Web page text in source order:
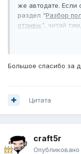
же автодате. Если
раздел "Разбор
отзывы.", читай
Большое спасибо за
Цитата
craft5r
Опубликовано